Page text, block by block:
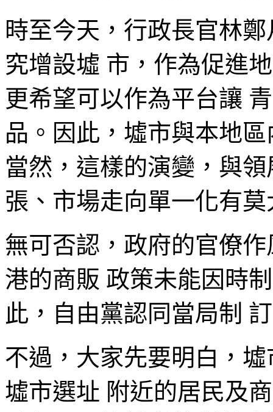
時至今天，行政長官林
究增設墟 市，作為促進
更希望可以作為平台讓
品。因此，墟市與本地
當然，這樣的演變，與
張、市場走向單一化有
無可否認，政府的官僚
港的商販 政策未能因時
此，自由黨認同當局制
不過，大家先要明白，
墟市選址 附近的居民及